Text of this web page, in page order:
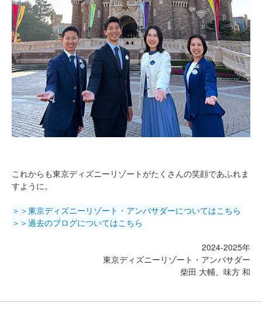
これからも東京ディズニーリゾートがたくさんの笑顔であふれま
すように。
＞＞東京ディズニーリゾート・アンバサダーについてはこちら
＞＞過去のブログについてはこちら
2024-2025年
東京ディズニーリゾート・アンバサダー
柴田 大輔、味方 和